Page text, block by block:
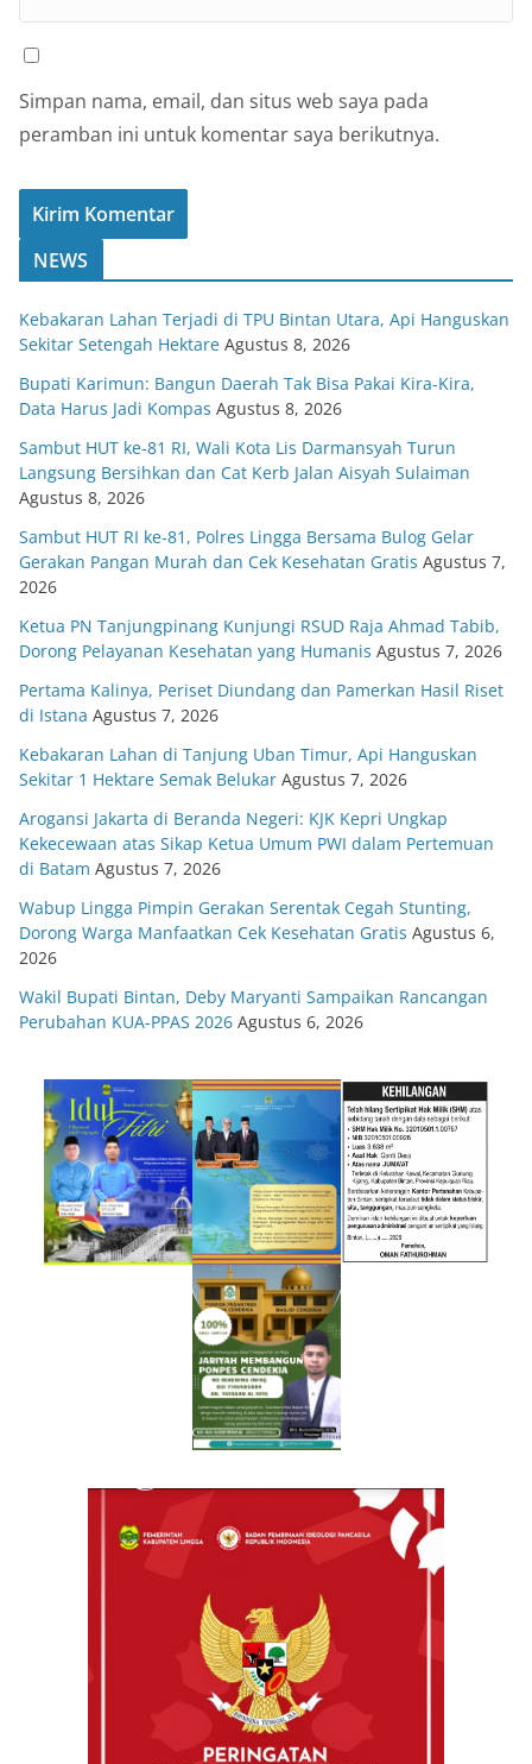
Simpan nama, email, dan situs web saya pada
peramban ini untuk komentar saya berikutnya.
NEWS
Kebakaran Lahan Terjadi di TPU Bintan Utara, Api Hanguskan
Sekitar Setengah Hektare Agustus 8, 2026
Bupati Karimun: Bangun Daerah Tak Bisa Pakai Kira-Kira,
Data Harus Jadi Kompas Agustus 8, 2026
Sambut HUT ke-81 RI, Wali Kota Lis Darmansyah Turun
Langsung Bersihkan dan Cat Kerb Jalan Aisyah Sulaiman
Agustus 8, 2026
Sambut HUT RI ke-81, Polres Lingga Bersama Bulog Gelar
Gerakan Pangan Murah dan Cek Kesehatan Gratis Agustus 7,
2026
Ketua PN Tanjungpinang Kunjungi RSUD Raja Ahmad Tabib,
Dorong Pelayanan Kesehatan yang Humanis Agustus 7, 2026
Pertama Kalinya, Periset Diundang dan Pamerkan Hasil Riset
di Istana Agustus 7, 2026
Kebakaran Lahan di Tanjung Uban Timur, Api Hanguskan
Sekitar 1 Hektare Semak Belukar Agustus 7, 2026
Arogansi Jakarta di Beranda Negeri: KJK Kepri Ungkap
Kekecewaan atas Sikap Ketua Umum PWI dalam Pertemuan
di Batam Agustus 7, 2026
Wabup Lingga Pimpin Gerakan Serentak Cegah Stunting,
Dorong Warga Manfaatkan Cek Kesehatan Gratis Agustus 6,
2026
Wakil Bupati Bintan, Deby Maryanti Sampaikan Rancangan
Perubahan KUA-PPAS 2026 Agustus 6, 2026